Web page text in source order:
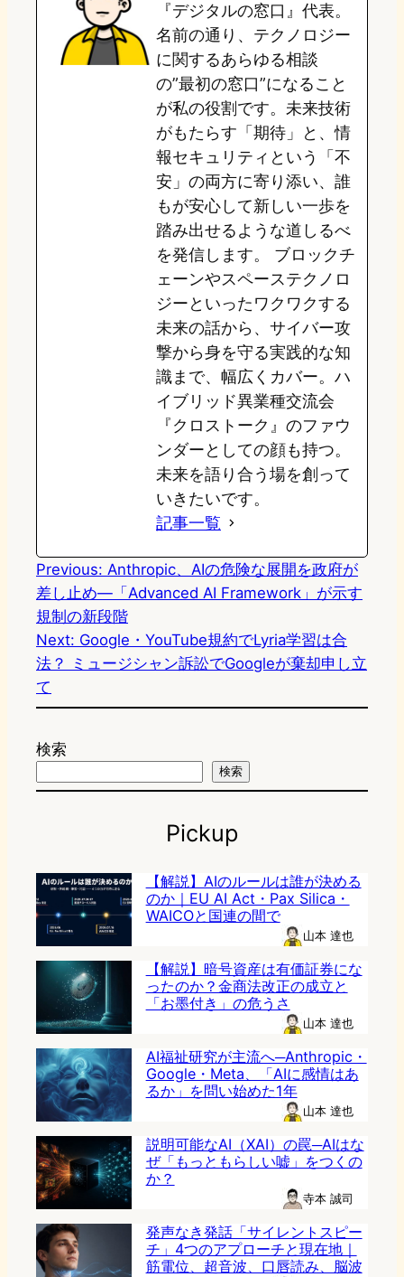
o
n
k
o
o
k
a
『デジタルの窓口』代表。
名前の通り、テクノロジー
に関するあらゆる相談
の”最初の窓口”になること
が私の役割です。未来技術
がもたらす「期待」と、情
報セキュリティという「不
安」の両方に寄り添い、誰
もが安心して新しい一歩を
踏み出せるような道しるべ
を発信します。 ブロックチ
ェーンやスペーステクノロ
ジーといったワクワクする
未来の話から、サイバー攻
撃から身を守る実践的な知
識まで、幅広くカバー。ハ
イブリッド異業種交流会
『クロストーク』のファウ
ンダーとしての顔も持つ。
未来を語り合う場を創って
いきたいです。
記事一覧
Previous: Anthropic、AIの危険な展開を政府が
差し止め—「Advanced AI Framework」が示す
規制の新段階
Next: Google・YouTube規約でLyria学習は合
法？ ミュージシャン訴訟でGoogleが棄却申し立
て
検索
検索
Pickup
【解説】AIのルールは誰が決める
のか｜EU AI Act・Pax Silica・
WAICOと国連の間で
山本 達也
【解説】暗号資産は有価証券にな
ったのか？金商法改正の成立と
「お墨付き」の危うさ
山本 達也
AI福祉研究が主流へ─Anthropic・
Google・Meta、「AIに感情はあ
るか」を問い始めた1年
山本 達也
説明可能なAI（XAI）の罠─AIはな
ぜ「もっともらしい嘘」をつくの
か？
寺本 誠司
発声なき発話「サイレントスピー
チ」4つのアプローチと現在地｜
筋電位、超音波、口唇読み、脳波